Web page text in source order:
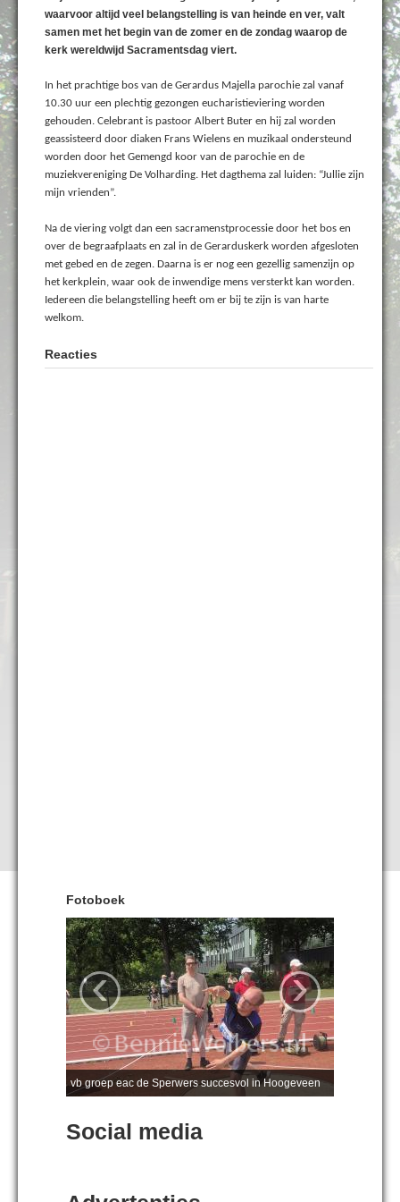
waarvoor altijd veel belangstelling is van heinde en ver, valt
samen met het begin van de zomer en de zondag waarop de
kerk wereldwijd Sacramentsdag viert.
In het prachtige bos van de Gerardus Majella parochie zal vanaf
10.30 uur een plechtig gezongen eucharistieviering worden
gehouden. Celebrant is pastoor Albert Buter en hij zal worden
geassisteerd door diaken Frans Wielens en muzikaal ondersteund
worden door het Gemengd koor van de parochie en de
muziekvereniging De Volharding. Het dagthema zal luiden: “Jullie zijn
mijn vrienden”.
Na de viering volgt dan een sacramenstprocessie door het bos en
over de begraafplaats en zal in de Gerarduskerk worden afgesloten
met gebed en de zegen. Daarna is er nog een gezellig samenzijn op
het kerkplein, waar ook de inwendige mens versterkt kan worden.
Iedereen die belangstelling heeft om er bij te zijn is van harte
welkom.
Reacties
Fotoboek
vb groep eac de Sperwers succesvol in Hoogeveen
‹ ›
Social media